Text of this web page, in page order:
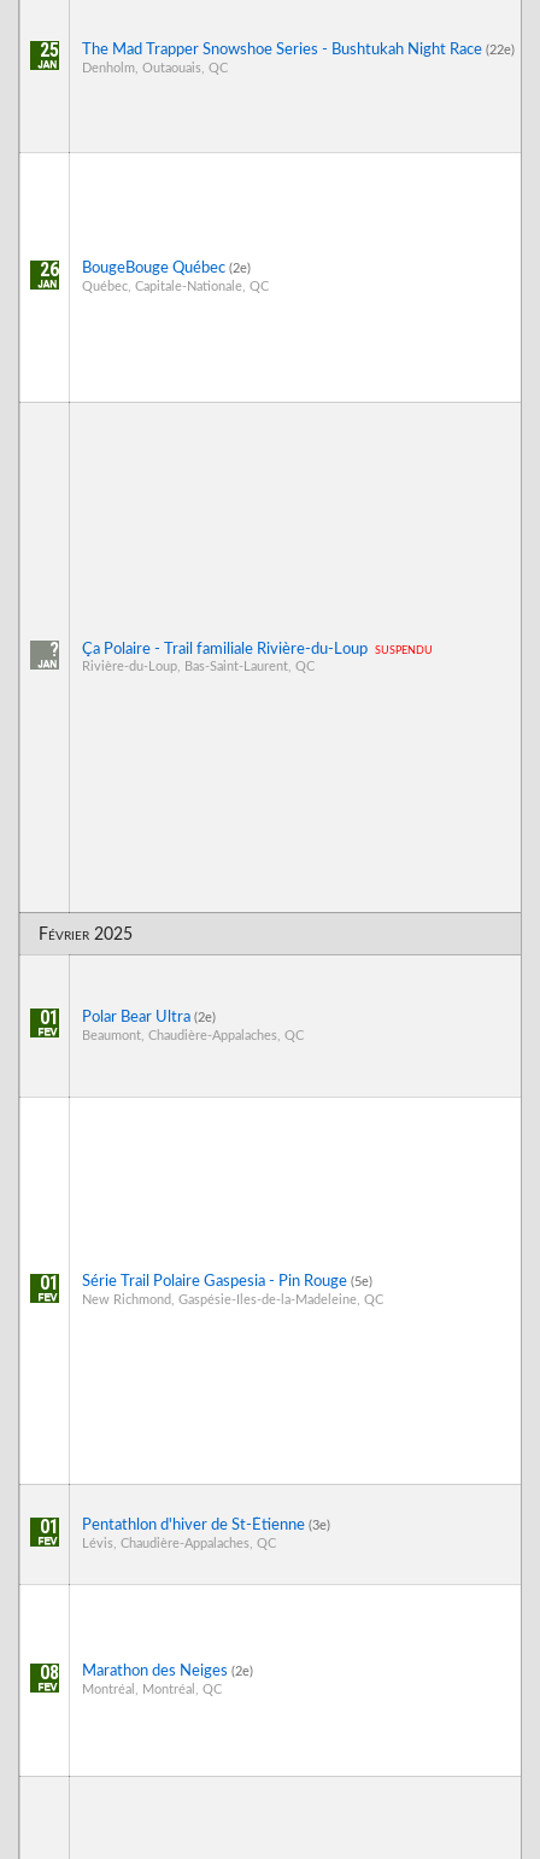
25 The Mad Trapper Snowshoe Series - Bushtukah Night Race (22e)
Denholm, Outaouais, QC
26 BougeBouge Québec (2e)
Québec, Capitale-Nationale, QC
? Ça Polaire - Trail familiale Rivière-du-Loup suspendu
Rivière-du-Loup, Bas-Saint-Laurent, QC
Février 2025
01 Polar Bear Ultra (2e)
Beaumont, Chaudière-Appalaches, QC
01 Série Trail Polaire Gaspesia - Pin Rouge (5e)
New Richmond, Gaspésie-Iles-de-la-Madeleine, QC
01 Pentathlon d'hiver de St-Étienne (3e)
Lévis, Chaudière-Appalaches, QC
08 Marathon des Neiges (2e)
Montréal, Montréal, QC